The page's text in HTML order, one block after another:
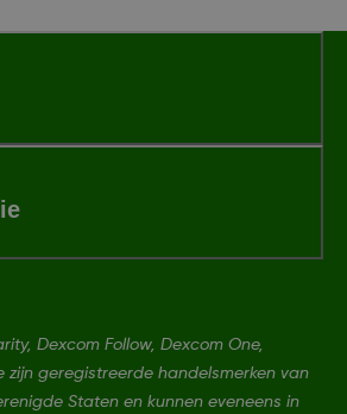
Dexcom Follow, Dexcom One,
zijn geregistreerde handelsmerken van
Staten en kunnen eveneens in